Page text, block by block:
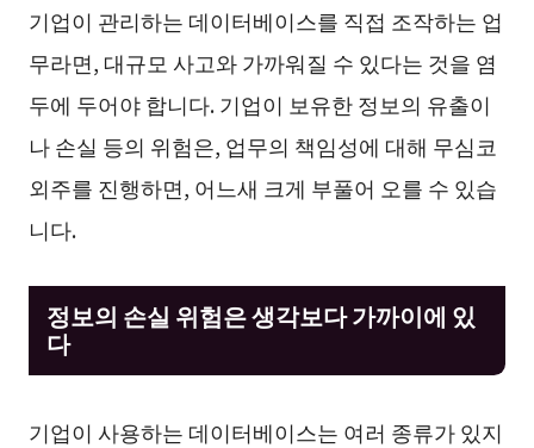
기업이 관리하는 데이터베이스를 직접 조작하는 업
무라면, 대규모 사고와 가까워질 수 있다는 것을 염
두에 두어야 합니다. 기업이 보유한 정보의 유출이
나 손실 등의 위험은, 업무의 책임성에 대해 무심코
외주를 진행하면, 어느새 크게 부풀어 오를 수 있습
니다.
정보의 손실 위험은 생각보다 가까이에 있
다
기업이 사용하는 데이터베이스는 여러 종류가 있지